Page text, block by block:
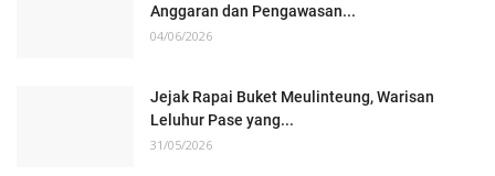
Anggaran dan Pengawasan...
04/06/2026
Jejak Rapai Buket Meulinteung, Warisan
Leluhur Pase yang...
31/05/2026